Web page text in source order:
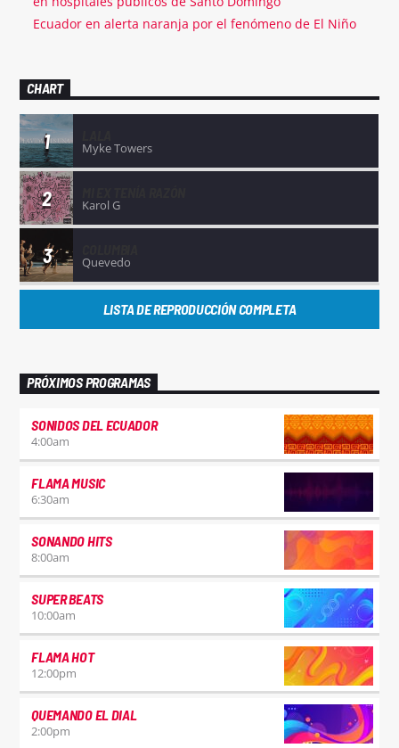
Ecuador en alerta naranja por el fenómeno de El Niño
CHART
1 Myke Towers
2 Karol G
3 Quevedo
LISTA DE REPRODUCCIÓN COMPLETA
PRÓXIMOS PROGRAMAS
SONIDOS DEL ECUADOR
4:00am
FLAMA MUSIC
6:30am
SONANDO HITS
8:00am
SUPER BEATS
10:00am
FLAMA HOT
12:00pm
QUEMANDO EL DIAL
2:00pm